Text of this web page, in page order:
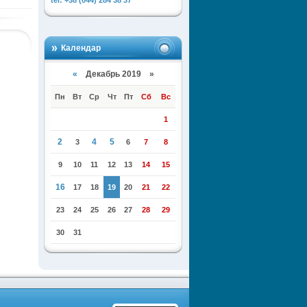
Календар
« Декабрь 2019 »
Пн Вт Ср Чт Пт Сб Вс
1
2 3 4 5 6 7 8
9 10 11 12 13 14 15
16 17 18 19 20 21 22
23 24 25 26 27 28 29
30 31